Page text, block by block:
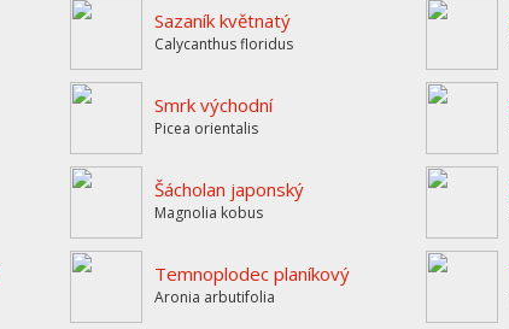
Sazaník květnatý
Calycanthus floridus
Smrk východní
Picea orientalis
Šácholan japonský
Magnolia kobus
Temnoplodec planíkový
Aronia arbutifolia